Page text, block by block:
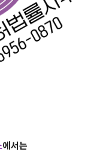
에서는